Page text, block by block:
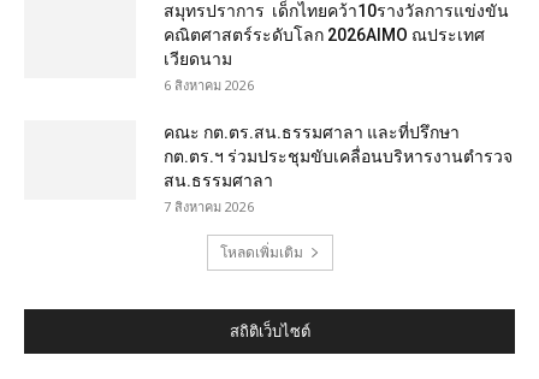
สมุทรปราการ เด็กไทยคว้า10รางวัลการแข่งขัน
คณิตศาสตร์ระดับโลก 2026AIMO ณประเทศ
เวียดนาม
6 สิงหาคม 2026
คณะ กต.ตร.สน.ธรรมศาลา และที่ปรึกษา
กต.ตร.ฯ ร่วมประชุมขับเคลื่อนบริหารงานตำรวจ
สน.ธรรมศาลา
7 สิงหาคม 2026
โหลดเพิ่มเติม
สถิติเว็บไซต์